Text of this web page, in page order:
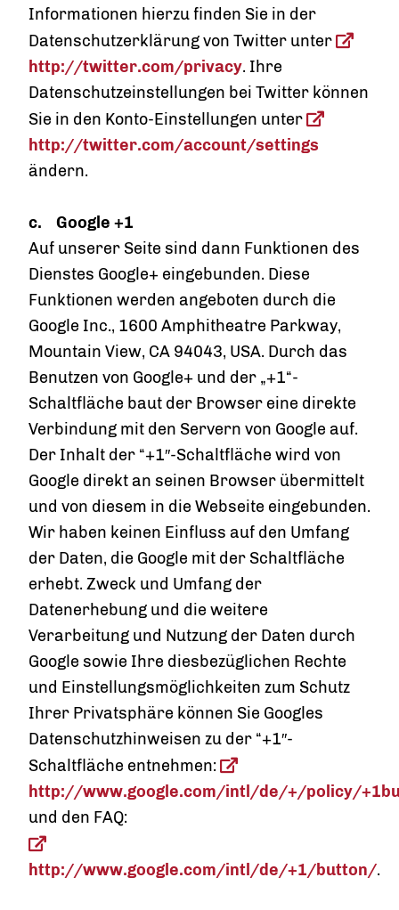
Informationen hierzu finden Sie in der
Datenschutzerklärung von Twitter unter
http://twitter.com/privacy. Ihre
Datenschutzeinstellungen bei Twitter können
Sie in den Konto-Einstellungen unter
http://twitter.com/account/settings
ändern.
c. Google +1
Auf unserer Seite sind dann Funktionen des
Dienstes Google+ eingebunden. Diese
Funktionen werden angeboten durch die
Google Inc., 1600 Amphitheatre Parkway,
Mountain View, CA 94043, USA. Durch das
Benutzen von Google+ und der „+1“-
Schaltfläche baut der Browser eine direkte
Verbindung mit den Servern von Google auf.
Der Inhalt der “+1″-Schaltfläche wird von
Google direkt an seinen Browser übermittelt
und von diesem in die Webseite eingebunden.
Wir haben keinen Einfluss auf den Umfang
der Daten, die Google mit der Schaltfläche
erhebt. Zweck und Umfang der
Datenerhebung und die weitere
Verarbeitung und Nutzung der Daten durch
Google sowie Ihre diesbezüglichen Rechte
und Einstellungsmöglichkeiten zum Schutz
Ihrer Privatsphäre können Sie Googles
Datenschutzhinweisen zu der “+1″-
Schaltfläche entnehmen:
http://www.google.com/intl/de/+/policy/
und den FAQ:
http://www.google.com/intl/de/+1/button/.